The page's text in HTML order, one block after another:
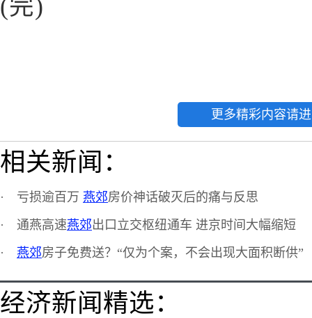
(完)
更多精彩内容请
相关新闻：
· 亏损逾百万 燕郊房价神话破灭后的痛与反思
· 通燕高速燕郊出口立交枢纽通车 进京时间大幅缩短
· 燕郊房子免费送？“仅为个案，不会出现大面积断供”
经济新闻精选：